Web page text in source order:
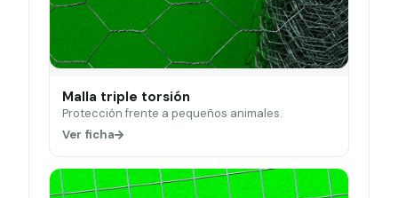
Malla triple torsión
Protección frente a pequeños animales.
Ver ficha